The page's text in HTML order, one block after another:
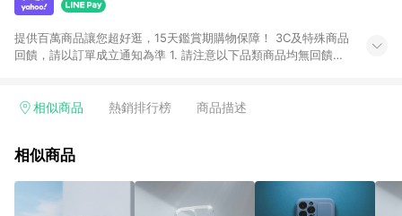
提供百萬商品讓您超好逛，15天鑑賞期購物保障！ 3C及特殊商品
回饋，請以訂單成立通知為準 1. 請注意以下品類商品均無回饋：
電玩/遊戲/相機/單眼/鏡頭/拍立得 [2024/6/1起適用] -內接硬
的購回饋活動享Yahoo超贈點回饋者 - 購物中心商店之商品：商
3. 訂單回饋金額將扣除運費/購物金/超贈點/福利金/紅利折抵/折
價券等虛擬貨幣折抵 4. 大宗採購或批發轉賣不具回饋資格： 如
相似商品 熱銷排行榜 商品描述
相似商品